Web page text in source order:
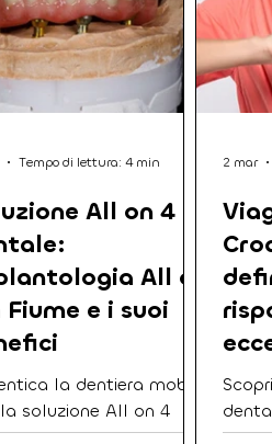
All on 4
All on
Fiume e i suoi
la dentiera mobile
soluzione All on 4
a Fiume. Questa
Tempo di lettura: 4 min
un
2 mar